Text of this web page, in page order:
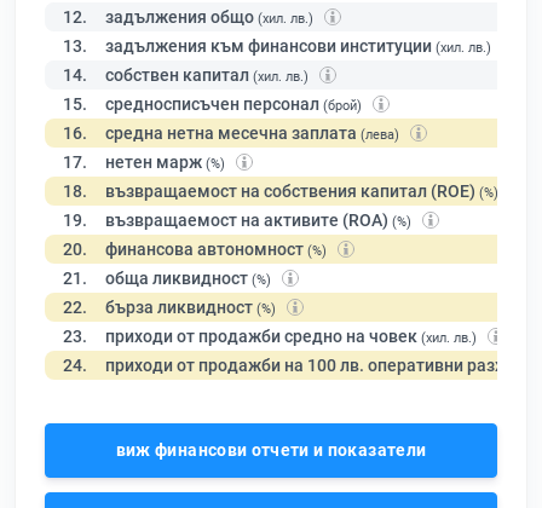
12. задължения общо (хил. лв.)
13. задължения към финансови институции (хил. лв.)
14. собствен капитал (хил. лв.)
15. средносписъчен персонал (брой)
16. средна нетна месечна заплата (лева)
17. нетен марж (%)
18. възвращаемост на собствения капитал (ROE) (%)
19. възвращаемост на активите (ROA) (%)
20. финансова автономност (%)
21. обща ликвидност (%)
22. бърза ликвидност (%)
23. приходи от продажби средно на човек (хил. лв.)
24. приходи от продажби на 100 лв. оперативни разходи
виж финансови отчети и показатели